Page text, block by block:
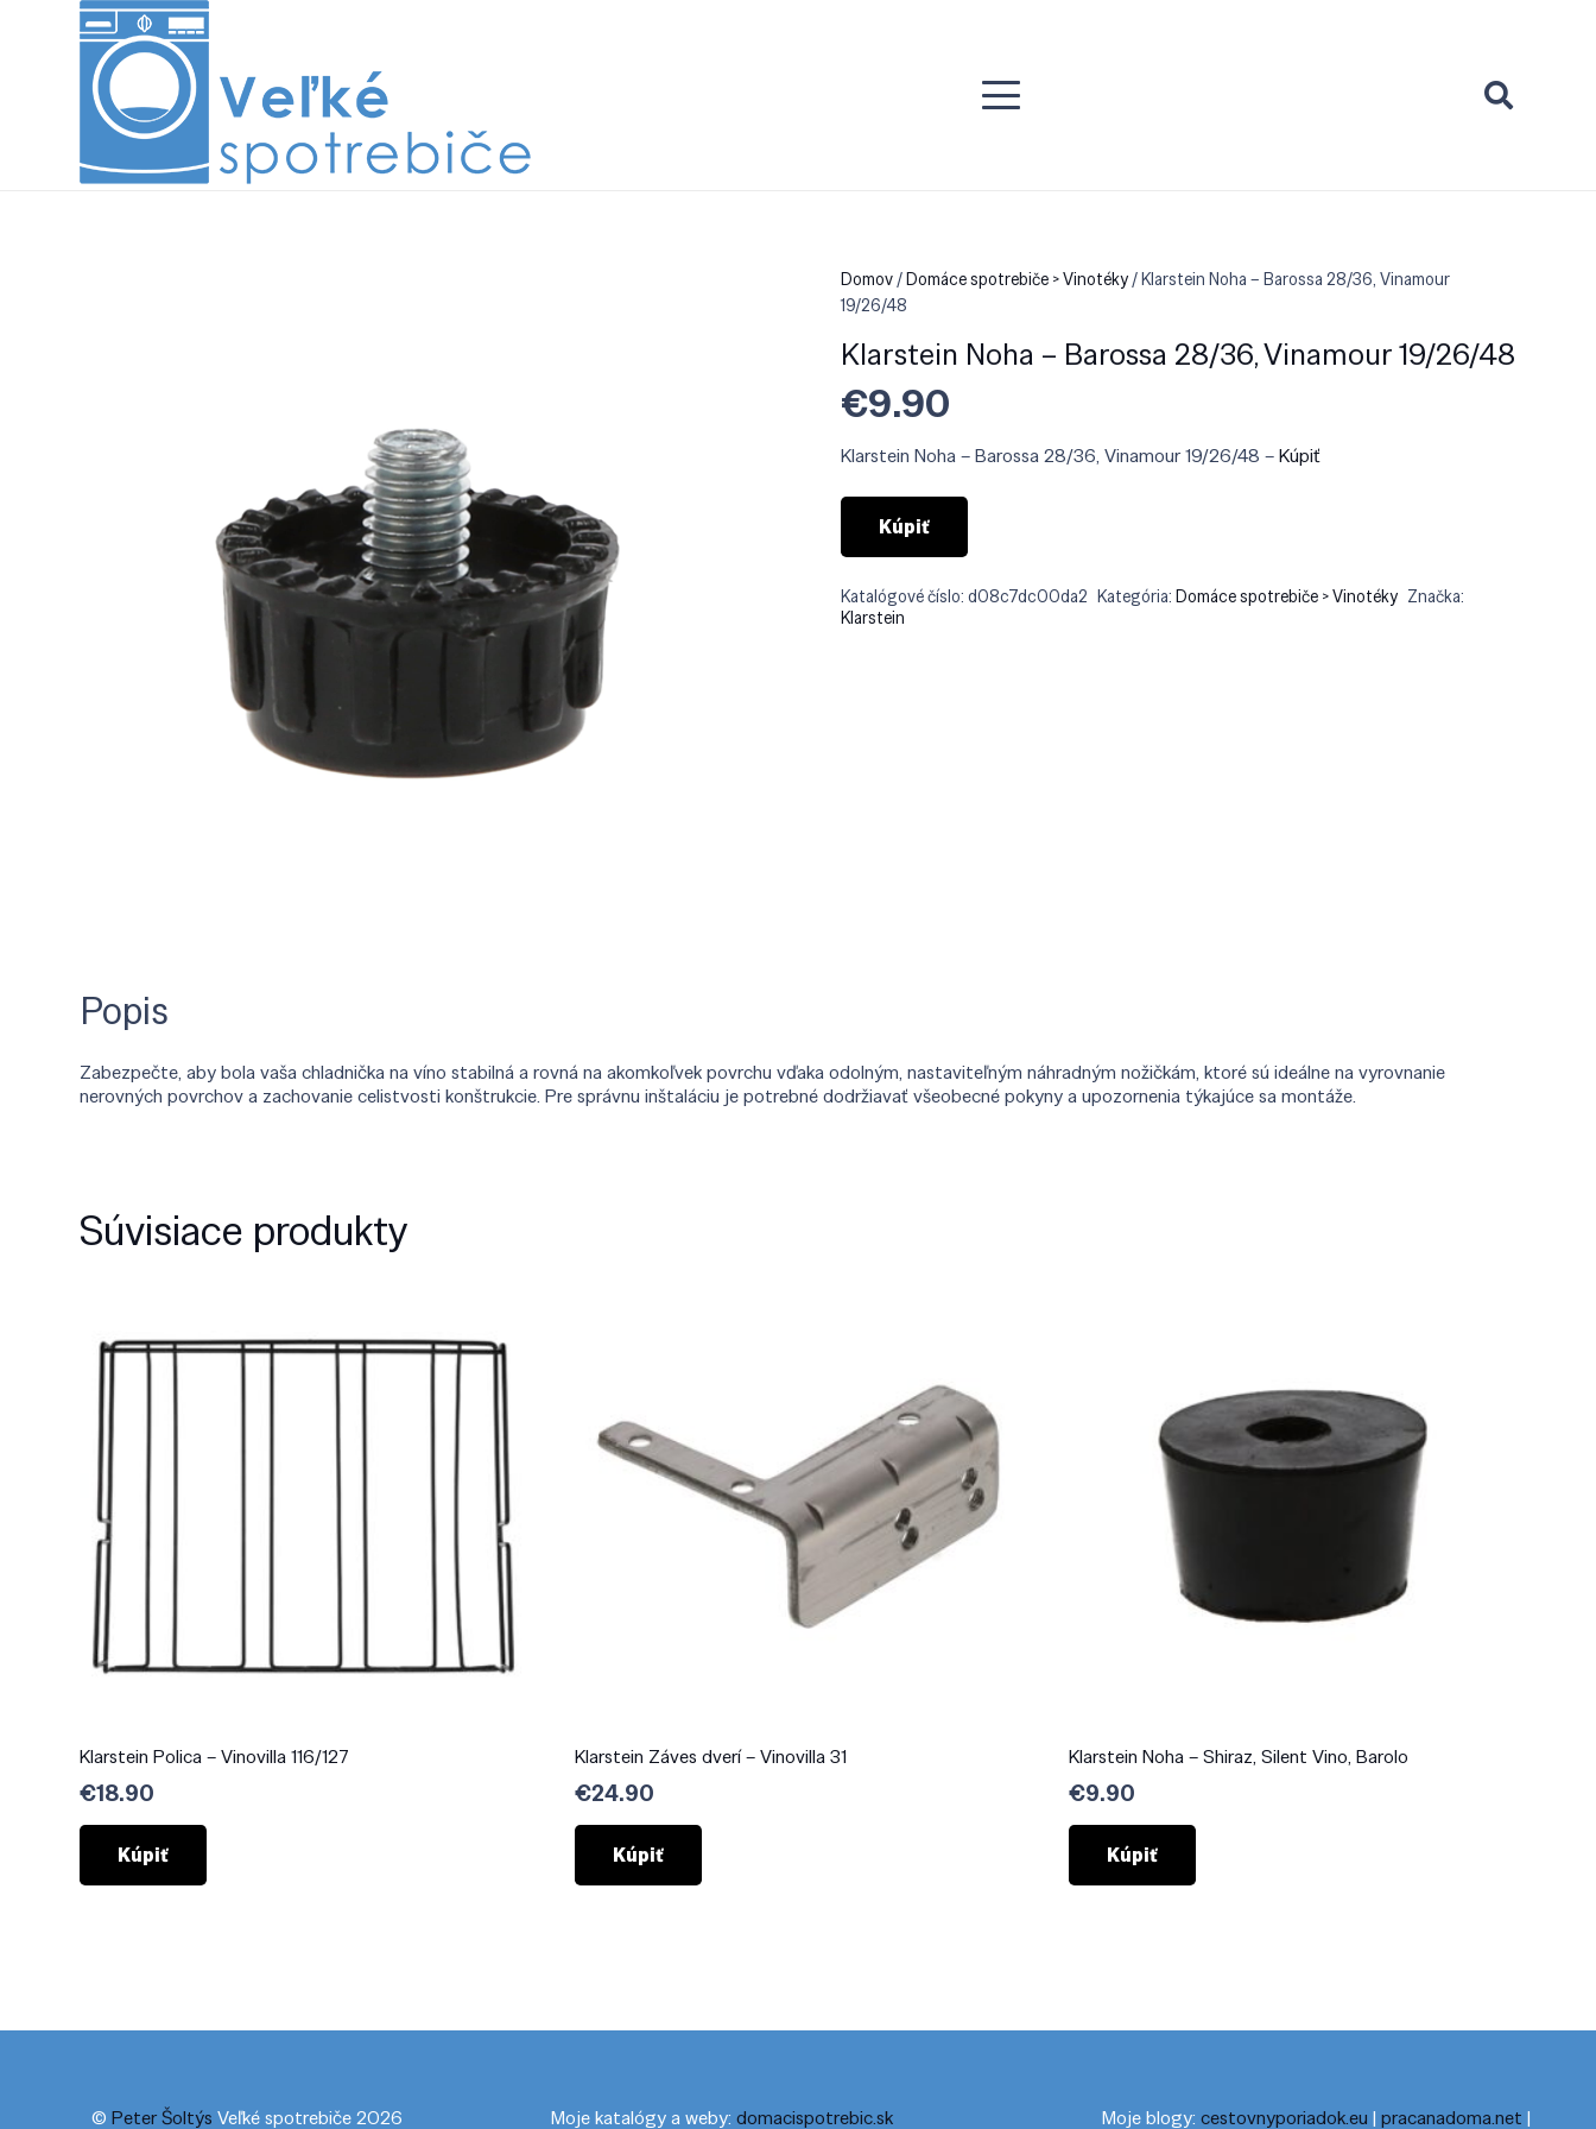
Domov/Domáce spotrebiče > Vinotéky/ Klarstein Noha – Barossa 28/36, Vinamour
19/26/48
Klarstein Noha – Barossa 28/36, Vinamour 19/26/48
€9.90
Klarstein Noha – Barossa 28/36, Vinamour 19/26/48 –Kúpiť
Kúpiť
Katalógové číslo:d08c7dc00da2 Kategória:Domáce spotrebiče > Vinotéky Značka:
Klarstein
Popis
Zabezpečte, aby bola vaša chladnička na víno stabilná a rovná na akomkoľvek povrchu vďaka odolným, nastaviteľným náhradným nožičkám, ktoré sú ideálne na vyrovnanie
nerovných povrchov a zachovanie celistvosti konštrukcie. Pre správnu inštaláciu je potrebné dodržiavať všeobecné pokyny a upozornenia týkajúce sa montáže.
Súvisiace produkty
Klarstein Polica – Vinovilla 116/127
€18.90
Kúpiť
Klarstein Záves dverí – Vinovilla 31
€24.90
Kúpiť
Klarstein Noha – Shiraz, Silent Vino, Barolo
€9.90
Kúpiť
© Peter Šoltýs Veľké spotrebiče 2026 Moje katalógy a weby: domacispotrebic.sk Moje blogy: cestovnyporiadok.eu | pracanadoma.net |